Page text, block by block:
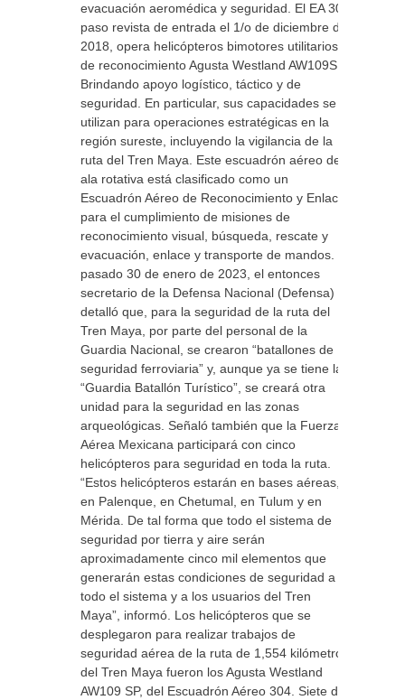
evacuación aeromédica y seguridad. El EA 304
paso revista de entrada el 1/o de diciembre de
2018, opera helicópteros bimotores utilitarios y
de reconocimiento Agusta Westland AW109SP.
Brindando apoyo logístico, táctico y de
seguridad. En particular, sus capacidades se
utilizan para operaciones estratégicas en la
región sureste, incluyendo la vigilancia de la
ruta del Tren Maya. Este escuadrón aéreo de
ala rotativa está clasificado como un
Escuadrón Aéreo de Reconocimiento y Enlace,
para el cumplimiento de misiones de
reconocimiento visual, búsqueda, rescate y
evacuación, enlace y transporte de mandos. El
pasado 30 de enero de 2023, el entonces
secretario de la Defensa Nacional (Defensa)
detalló que, para la seguridad de la ruta del
Tren Maya, por parte del personal de la
Guardia Nacional, se crearon “batallones de
seguridad ferroviaria” y, aunque ya se tiene la
“Guardia Batallón Turístico”, se creará otra
unidad para la seguridad en las zonas
arqueológicas. Señaló también que la Fuerza
Aérea Mexicana participará con cinco
helicópteros para seguridad en toda la ruta.
“Estos helicópteros estarán en bases aéreas,
en Palenque, en Chetumal, en Tulum y en
Mérida. De tal forma que todo el sistema de
seguridad por tierra y aire serán
aproximadamente cinco mil elementos que
generarán estas condiciones de seguridad a
todo el sistema y a los usuarios del Tren
Maya”, informó. Los helicópteros que se
desplegaron para realizar trabajos de
seguridad aérea de la ruta de 1,554 kilómetros
del Tren Maya fueron los Agusta Westland
AW109 SP, del Escuadrón Aéreo 304. Siete de